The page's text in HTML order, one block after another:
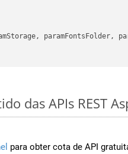
paramFontsFolder,
das APIs REST
para obter cota de API